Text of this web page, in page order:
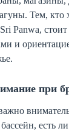
Тем, кто
Panwa,
и
при
есть